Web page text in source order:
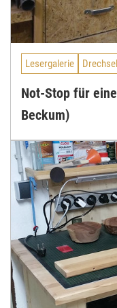
Lesergalerie
Not-Stop für
Beckum)